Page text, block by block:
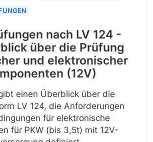
nach LV 124 -
über die Prüfung
und elektronischer
(12V)
einen Überblick über die
LV 124, die Anforderungen
für elektronische
für PKW (bis 3,5t) mit 12V-